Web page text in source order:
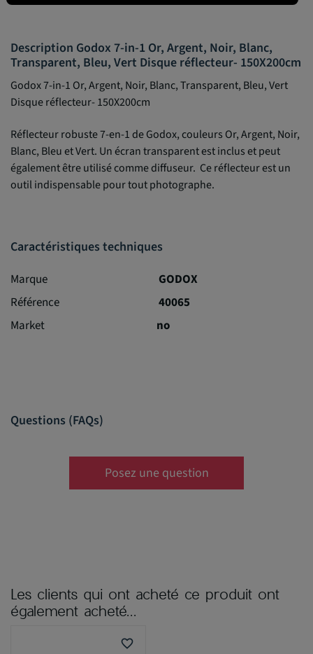
Description Godox 7-in-1 Or, Argent, Noir, Blanc,
Transparent, Bleu, Vert Disque réflecteur- 150X200cm
Godox 7-in-1 Or, Argent, Noir, Blanc, Transparent, Bleu, Vert
Disque réflecteur- 150X200cm
Réflecteur robuste 7-en-1 de Godox, couleurs Or, Argent, Noir,
Blanc, Bleu et Vert. Un écran transparent est inclus et peut
également être utilisé comme diffuseur. Ce réflecteur est un
outil indispensable pour tout photographe.
Caractéristiques techniques
Marque
GODOX
Référence
40065
Market
no
Questions (FAQs)
Posez une question
Les clients qui ont acheté ce produit ont
également acheté...
favorite_border